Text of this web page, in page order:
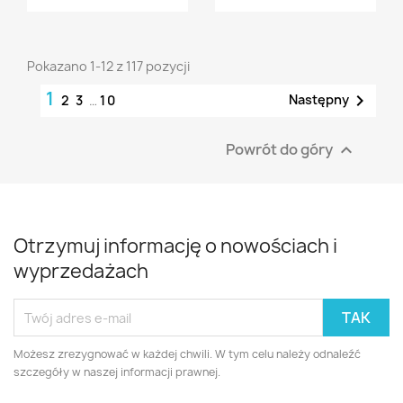
Pokazano 1-12 z 117 pozycji
1 2 3 … 10 Następny 
Powrót do góry 
Otrzymuj informację o nowościach i
wyprzedażach
Możesz zrezygnować w każdej chwili. W tym celu należy odnaleźć
szczegóły w naszej informacji prawnej.